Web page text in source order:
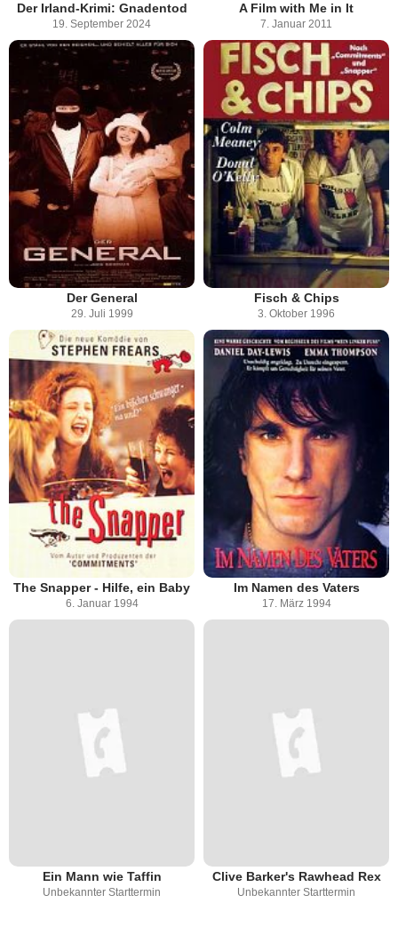
Der Irland-Krimi: Gnadentod
19. September 2024
A Film with Me in It
7. Januar 2011
Der General
29. Juli 1999
Fisch & Chips
3. Oktober 1996
The Snapper - Hilfe, ein Baby
6. Januar 1994
Im Namen des Vaters
17. März 1994
Ein Mann wie Taffin
Unbekannter Starttermin
Clive Barker's Rawhead Rex
Unbekannter Starttermin